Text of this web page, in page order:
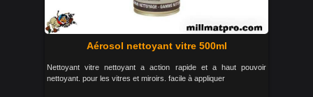
Aérosol nettoyant vitre 500ml
Nettoyant vitre nettoyant a action rapide et a haut pouvoir
nettoyant. pour les vitres et miroirs. facile à appliquer